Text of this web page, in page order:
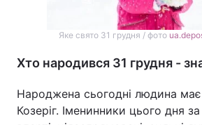
Яке свято 31 грудня / фото
Хто народився 31 грудня -
Народжена сьогодні людина має
Козеріг. Іменинники цього дня